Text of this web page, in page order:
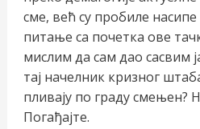
сме, већ су пробиле
питање са почетка ове
мислим да сам дао сасвим
тај начелник кризног
пливају по граду смењен?
Погађајте.